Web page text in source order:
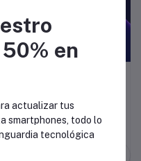
en
actualizar tus
smartphones, todo lo
tecnológica